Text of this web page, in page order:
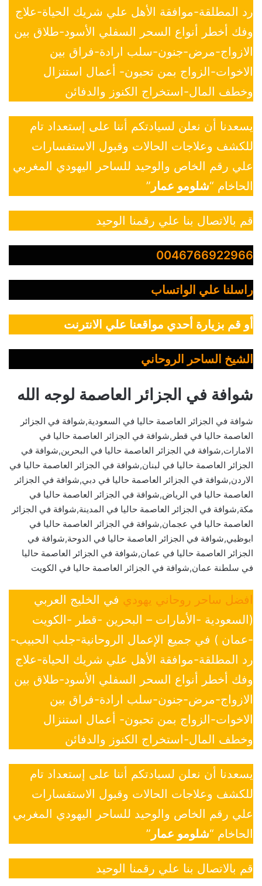
رد المطلقة-موافقة الأهل علي شريك الحياة-علاج
وفك أخطر أنواع السحر السفلي الأسود-طلاق بين
الازواج-مرض-جنون-سلب ارادة-فراق بين
الاخوات-الزواج بمن تحبون- أعمال استنزال
وخطف المال-استخراج الكنوز والدفائن
يسعدنا أن نعلن لسيادتكم أننا على إستعداد تام
للكشف وعلاجات الحالات وقبول الاستفسارات
علي رقم الخاص والوحيد للساحر اليهودي المغربي
الحاخام “شلومو عمار ”
قم بالاتصال بنا علي رقمنا الوحيد
0046766922966
راسلنا علي الواتساب
أو قم بزيارة أحدي مواقعنا علي الانترنت
الشيخ الساحر الروحاني
شوافة في الجزائر العاصمة لوجه الله
شوافة في الجزائر العاصمة حاليا في السعودية,شوافة في الجزائر
العاصمة حاليا في قطر,شوافة في الجزائر العاصمة حاليا في
الامارات,شوافة في الجزائر العاصمة حاليا في البحرين,شوافة في
الجزائر العاصمة حاليا في لبنان,شوافة في الجزائر العاصمة حاليا في
الاردن,شوافة في الجزائر العاصمة حاليا في دبي,شوافة في الجزائر
العاصمة حاليا في الرياض,شوافة في الجزائر العاصمة حاليا في
مكة,شوافة في الجزائر العاصمة حاليا في المدينة,شوافة في الجزائر
العاصمة حاليا في عجمان,شوافة في الجزائر العاصمة حاليا في
ابوظبي,شوافة في الجزائر العاصمة حاليا في الدوحة,شوافة في
الجزائر العاصمة حاليا في عمان,شوافة في الجزائر العاصمة حاليا
في سلطنة عمان,شوافة في الجزائر العاصمة حاليا في الكويت
افضل ساحر روحاني يهودي في الخليج العربي
(السعودية -الأمارات – البحرين -قطر -الكويت
-عمان ) في جميع الإعمال الروحانية-جلب الحبيب-
رد المطلقة-موافقة الأهل علي شريك الحياة-علاج
وفك أخطر أنواع السحر السفلي الأسود-طلاق بين
الازواج-مرض-جنون-سلب ارادة-فراق بين
الاخوات-الزواج بمن تحبون- أعمال استنزال
وخطف المال-استخراج الكنوز والدفائن
يسعدنا أن نعلن لسيادتكم أننا على إستعداد تام
للكشف وعلاجات الحالات وقبول الاستفسارات
علي رقم الخاص والوحيد للساحر اليهودي المغربي
الحاخام “شلومو عمار ”
قم بالاتصال بنا علي رقمنا الوحيد